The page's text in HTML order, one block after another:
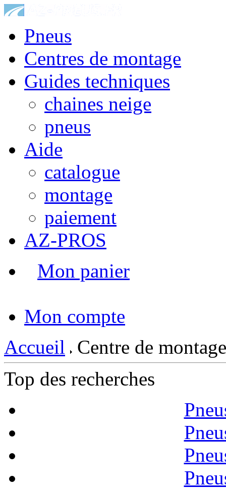
Pneus
Centres de montage
Guides techniques
chaines neige
pneus
Aide
catalogue
montage
paiement
AZ-PROS
Mon panier
Mon compte
Accueil
Centre de
Top des recherches